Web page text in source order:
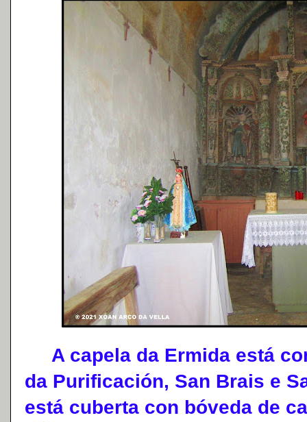
A capela da Ermida está
da Purificación, San Brais e
está cuberta con bóveda de